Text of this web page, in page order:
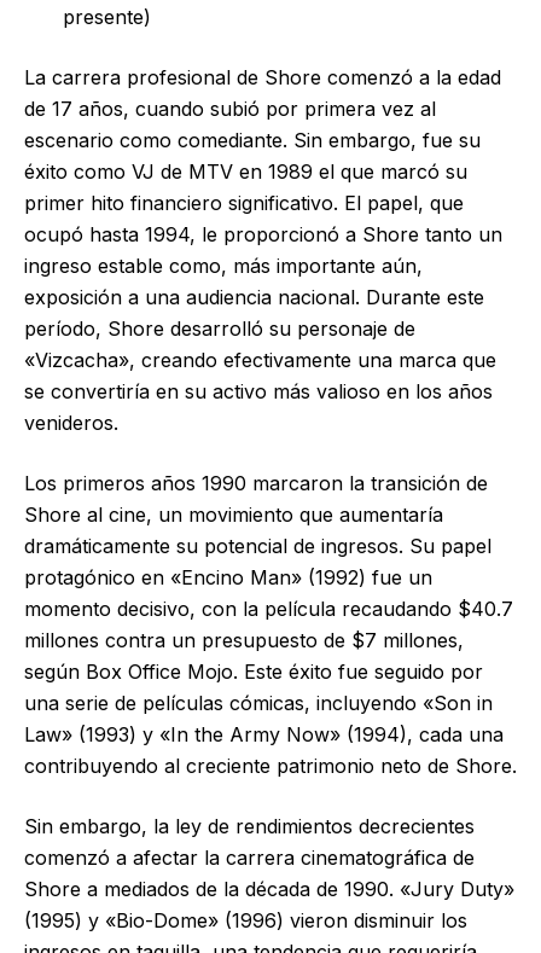
presente)
La carrera profesional de Shore comenzó a la edad
de 17 años, cuando subió por primera vez al
escenario como comediante. Sin embargo, fue su
éxito como VJ de MTV en 1989 el que marcó su
primer hito financiero significativo. El papel, que
ocupó hasta 1994, le proporcionó a Shore tanto un
ingreso estable como, más importante aún,
exposición a una audiencia nacional. Durante este
período, Shore desarrolló su personaje de
«Vizcacha», creando efectivamente una marca que
se convertiría en su activo más valioso en los años
venideros.
Los primeros años 1990 marcaron la transición de
Shore al cine, un movimiento que aumentaría
dramáticamente su potencial de ingresos. Su papel
protagónico en «Encino Man» (1992) fue un
momento decisivo, con la película recaudando $40.7
millones contra un presupuesto de $7 millones,
según Box Office Mojo. Este éxito fue seguido por
una serie de películas cómicas, incluyendo «Son in
Law» (1993) y «In the Army Now» (1994), cada una
contribuyendo al creciente patrimonio neto de Shore.
Sin embargo, la ley de rendimientos decrecientes
comenzó a afectar la carrera cinematográfica de
Shore a mediados de la década de 1990. «Jury Duty»
(1995) y «Bio-Dome» (1996) vieron disminuir los